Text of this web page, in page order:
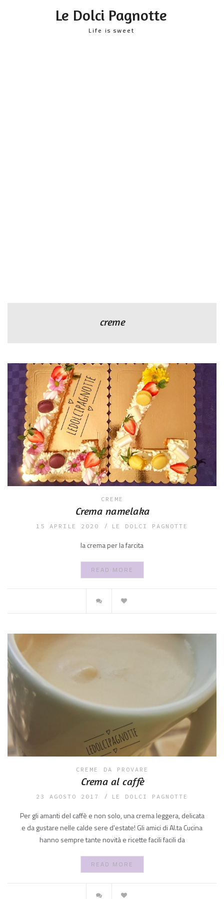
Le Dolci Pagnotte
Life is sweet
creme
CREME
Crema namelaka
15 APRILE 2020 LE DOLCI PAGNOTTE
la crema per la farcita
READ MORE
CREME DA PROVARE
Crema al caffè
23 AGOSTO 2017 LE DOLCI PAGNOTTE
Per gli amanti del caffè e non solo, una crema leggera, delicata
e da gustare nelle calde sere d'estate! Gli amici di Al.ta Cucina
hanno sempre tante novità e ricette facili facili da
READ MORE